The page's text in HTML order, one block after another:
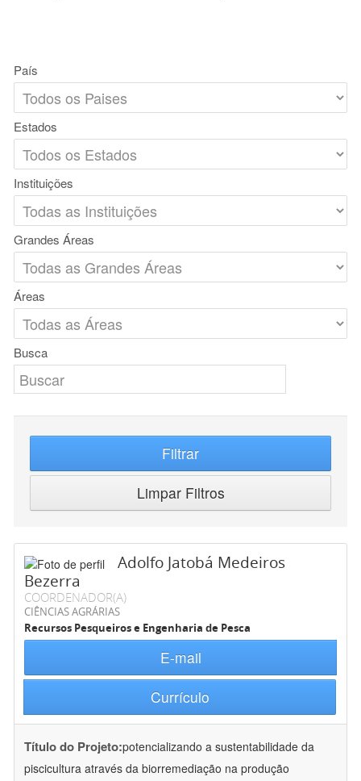
País
Estados
Instituições
Grandes Áreas
Áreas
Busca
Filtrar
Limpar Filtros
Adolfo Jatobá Medeiros
Bezerra
COORDENADOR(A)
CIÊNCIAS AGRÁRIAS
Recursos Pesqueiros e Engenharia de Pesca
E-mail
Currículo
Título do Projeto:potencializando a sustentabilidade da
piscicultura através da biorremediação na produção